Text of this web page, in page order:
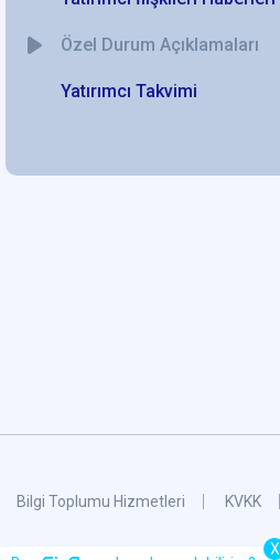
Özel Durum Açıklamaları
Yatırımcı Takvimi
Bilgi Toplumu Hizmetleri KVKK
X